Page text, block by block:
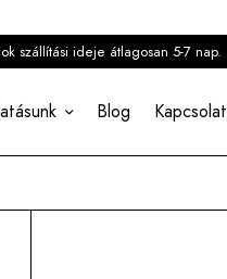
szállítási ideje átlagosan 5-7 nap.
Blog Kapcsolat